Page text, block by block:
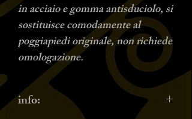
in acciaio e gomma antisduciolo, si
sostituisce comodamente al
poggiapiedi originale, non richiede
omologazione.
info: